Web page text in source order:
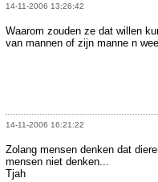
14-11-2006 13:26:42
Waarom zouden ze dat willen
van mannen of zijn manne n
14-11-2006 16:21:22
Zolang mensen denken dat
mensen niet denken...
Tjah